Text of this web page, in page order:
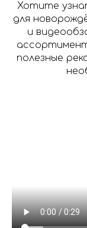
Хотите
для
и
полезные